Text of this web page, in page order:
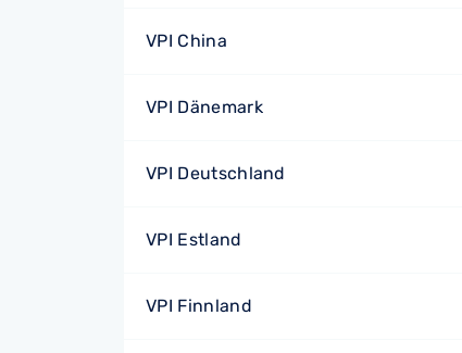
VPI China
VPI Dänemark
VPI Deutschland
VPI Estland
VPI Finnland